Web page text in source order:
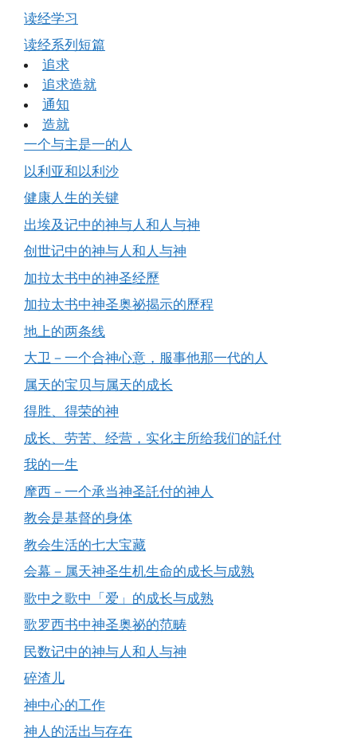
读经学习
读经系列短篇
追求
追求造就
通知
造就
一个与主是一的人
以利亚和以利沙
健康人生的关键
出埃及记中的神与人和人与神
创世记中的神与人和人与神
加拉太书中的神圣经歷
加拉太书中神圣奥祕揭示的歷程
地上的两条线
大卫－一个合神心意，服事他那一代的人
属天的宝贝与属天的成长
得胜、得荣的神
成长、劳苦、经营，实化主所给我们的託付
我的一生
摩西－一个承当神圣託付的神人
教会是基督的身体
教会生活的七大宝藏
会幕－属天神圣生机生命的成长与成熟
歌中之歌中「爱」的成长与成熟
歌罗西书中神圣奥祕的范畴
民数记中的神与人和人与神
碎渣儿
神中心的工作
神人的活出与存在